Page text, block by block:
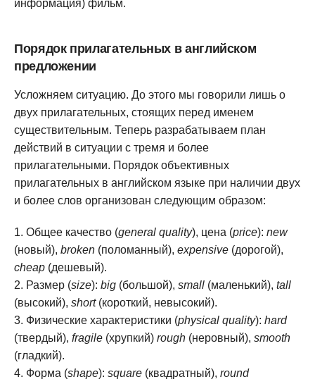
информация) фильм.
Порядок прилагательных в английском
предложении
Усложняем ситуацию. До этого мы говорили лишь о
двух прилагательных, стоящих перед именем
существительным. Теперь разрабатываем план
действий в ситуации с тремя и более
прилагательными. Порядок объективных
прилагательных в английском языке при наличии двух
и более слов организован следующим образом:
Общее качество (general quality), цена (price): new
(новый), broken (поломанный), expensive (дорогой),
cheap (дешевый).
Размер (size): big (большой), small (маленький), tall
(высокий), short(короткий, невысокий).
Физические характеристики (physical quality): hard
(твердый), fragile (хрупкий) rough (неровный), smooth
(гладкий).
Форма (shape): square (квадратный), round